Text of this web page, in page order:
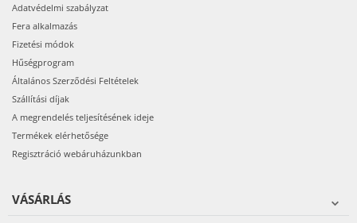
Adatvédelmi szabályzat
Fera alkalmazás
Fizetési módok
Hűségprogram
Általános Szerződési Feltételek
Szállítási díjak
A megrendelés teljesítésének ideje
Termékek elérhetősége
Regisztráció webáruházunkban
VÁSÁRLÁS